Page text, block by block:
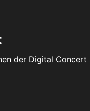
der Digital